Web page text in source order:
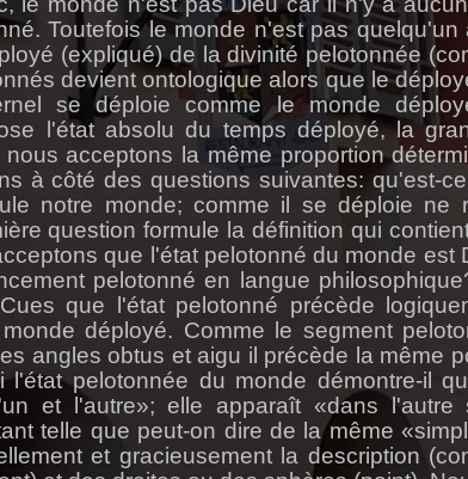
Toutefois le monde n'est pas
(expliqué) de la divinité pelotonnée
devient ontologique alors que le
se déploie comme le monde
l'état absolu du temps déployé, la
nous acceptons la même proportion
à côté des questions suivantes: qu'est-
notre monde; comme il se déploie ne
question formule la définition qui
que l'état pelotonné du monde est
pelotonné en langue
que l'état pelotonné précède
déployé. Comme le segment
angles obtus et aigu il précède la même
l'état pelotonnée du monde démontre-il
et l'autre»; elle apparaît «dans
telle que peut-on dire de la même
et gracieusement la description